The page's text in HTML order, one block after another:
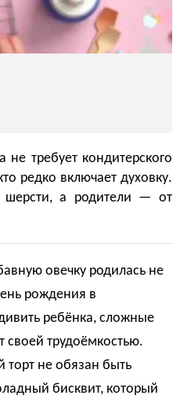
требует кондитерского
редко включает духовку.
шерсти, а родители — от
овечку родилась не
рождения в
ребёнка, сложные
своей трудоёмкостью.
торт не обязан быть
бисквит, который